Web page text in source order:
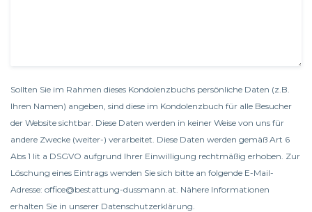
Sollten Sie im Rahmen dieses Kondolenzbuchs persönliche Daten (z.B.
Ihren Namen) angeben, sind diese im Kondolenzbuch für alle Besucher
der Website sichtbar. Diese Daten werden in keiner Weise von uns für
andere Zwecke (weiter-) verarbeitet. Diese Daten werden gemäß Art 6
Abs 1 lit a DSGVO aufgrund Ihrer Einwilligung rechtmäßig erhoben. Zur
Löschung eines Eintrags wenden Sie sich bitte an folgende E-Mail-
Adresse: office@bestattung-dussmann.at. Nähere Informationen
erhalten Sie in unserer Datenschutzerklärung